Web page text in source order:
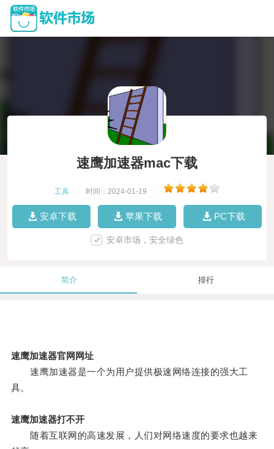
速鹰加速器mac下载
工具 时间：2024-01-19
安卓下载 苹果下载 PC下载
安卓市场，安全绿色
简介 排行
速鹰加速器官网网址
速鹰加速器是一个为用户提供极速网络连接的强大工
具。
速鹰加速器打不开
随着互联网的高速发展，人们对网络速度的要求也越来